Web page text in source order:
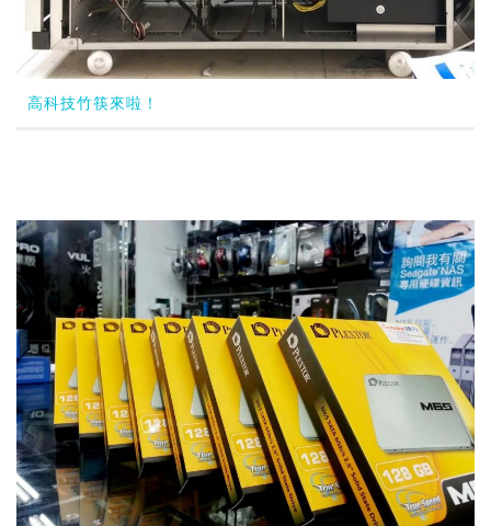
高科技竹筷來啦！